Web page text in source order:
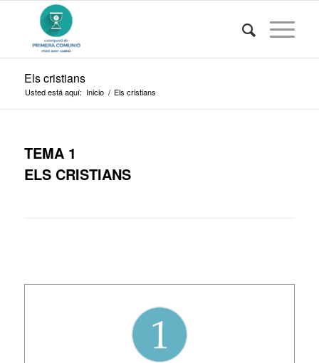
Els cristians
Usted está aquí: Inicio / Els cristians
TEMA 1
ELS CRISTIANS